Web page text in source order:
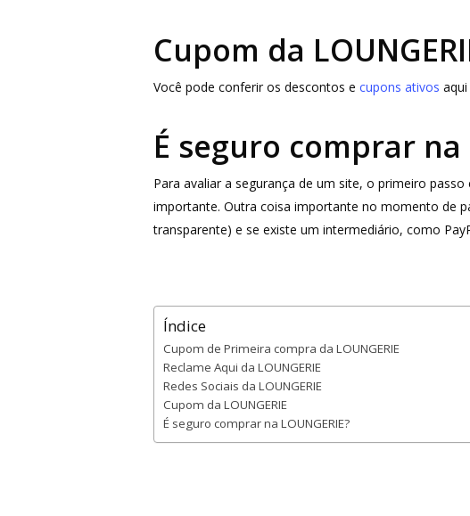
Cupom da
Você pode conferir os descontos e cupons ativos
É seguro comprar na
Para avaliar a segurança de um site, o primeiro
importante. Outra coisa importante no momento de
transparente) e se existe um intermediário, como
Índice
Cupom de Primeira compra da LOUNGERIE
Reclame Aqui da LOUNGERIE
Redes Sociais da LOUNGERIE
Cupom da LOUNGERIE
É seguro comprar na LOUNGERIE?